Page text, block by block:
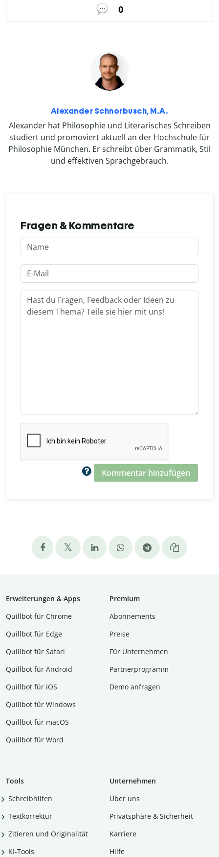
0
Alexander Schnorbusch, M.A.
Alexander hat Philosophie und Literarisches Schreiben
studiert und promoviert aktuell an der Hochschule für
Philosophie München. Er schreibt über Grammatik, Stil
und effektiven Sprachgebrauch.
Fragen & Kommentare
Kommentar hinzufügen
Erweiterungen & Apps
Quillbot für Chrome
Quillbot für Edge
Quillbot für Safari
Quillbot für Android
Quillbot für iOS
Quillbot für Windows
Quillbot für macOS
Quillbot für Word
Premium
Abon­ne­ments
Preise
Für Unternehmen
Partnerprogramm
Demo anfragen
Tools
Schreibhilfen
Textkorrektur
Zitieren und Originalität
KI-Tools
Unternehmen
Über uns
Privatsphäre & Sicherheit
Karriere
Hilfe